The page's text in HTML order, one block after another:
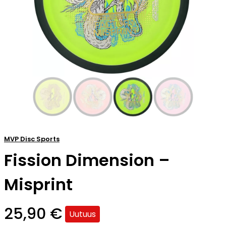
MVP Disc Sports
Fission Dimension –
Misprint
25,90 € Uutuus